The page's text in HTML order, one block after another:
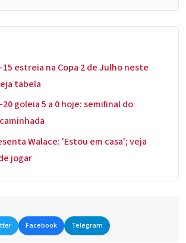
estreia na Copa 2 de Julho neste
tabela
goleia 5 a 0 hoje: semifinal do
Walace: 'Estou em casa'; veja
jogar
Facebook Telegram